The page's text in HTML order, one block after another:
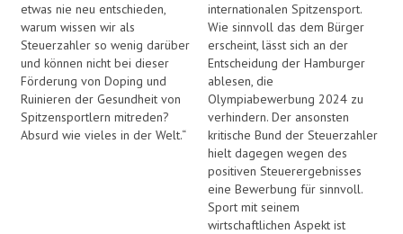
etwas nie neu entschieden,
warum wissen wir als
Steuerzahler so wenig darüber
und können nicht bei dieser
Förderung von Doping und
Ruinieren der Gesundheit von
Spitzensportlern mitreden?
Absurd wie vieles in der Welt.“
internationalen Spitzensport.
Wie sinnvoll das dem Bürger
erscheint, lässt sich an der
Entscheidung der Hamburger
ablesen, die
Olympiabewerbung 2024 zu
verhindern. Der ansonsten
kritische Bund der Steuerzahler
hielt dagegen wegen des
positiven Steuerergebnisses
eine Bewerbung für sinnvoll.
Sport mit seinem
wirtschaftlichen Aspekt ist